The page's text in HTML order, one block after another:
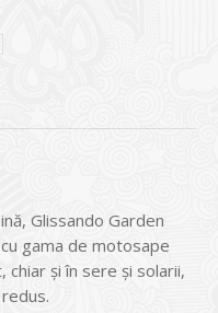
Glissando Garden
gama de motosape
şi în sere şi solarii,